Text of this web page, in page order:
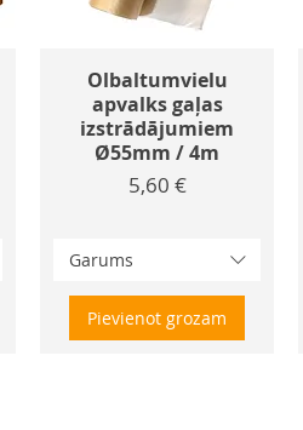
Olbaltumvielu
apvalks gaļas
izstrādājumiem
Ø55mm / 4m
Cena
5,60 €
Garums
Pievienot grozam